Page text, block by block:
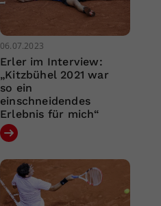
06.07.2023
Erler im Interview:
„Kitzbühel 2021 war
so ein
einschneidendes
Erlebnis für mich“